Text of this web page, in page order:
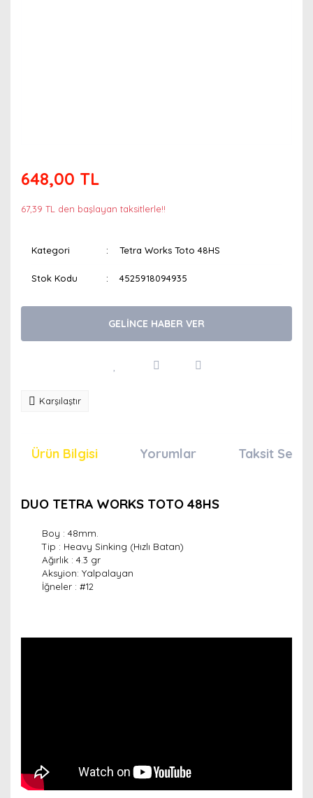
648,00 TL
67,39 TL den başlayan taksitlerle!!
Kategori Tetra Works Toto 48HS
Stok Kodu 4525918094935
GELİNCE HABER VER
Karşılaştır
Ürün Bilgisi Yorumlar Taksit
DUO TETRA WORKS TOTO 48HS
Boy : 48mm.
Tip : Heavy Sinking (Hızlı Batan)
Ağırlık : 4.3 gr
Aksyion: Yalpalayan
İğneler : #12